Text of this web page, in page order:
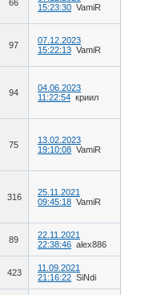
66
15:23:30 VamiR
97
07.12.2023
15:22:13 VamiR
94
04.06.2023
11:22:54 криил
75
13.02.2023
19:10:08 VamiR
316
25.11.2021
09:45:18 VamiR
89
22.11.2021
22:38:46 alex886
423
11.09.2021
21:16:22 SiNdi